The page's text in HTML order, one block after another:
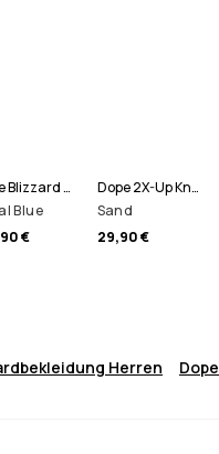
Dope Blizzard Full Zip Skijacke Herren
Blue
€
Dope 2X-Up Knitted Schlauchtuch
Sand
29,90 €
Herren Dope